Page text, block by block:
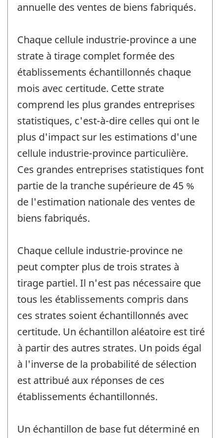
annuelle des ventes de biens fabriqués.
Chaque cellule industrie-province a une
strate à tirage complet formée des
établissements échantillonnés chaque
mois avec certitude. Cette strate
comprend les plus grandes entreprises
statistiques, c'est-à-dire celles qui ont le
plus d'impact sur les estimations d'une
cellule industrie-province particulière.
Ces grandes entreprises statistiques font
partie de la tranche supérieure de 45 %
de l'estimation nationale des ventes de
biens fabriqués.
Chaque cellule industrie-province ne
peut compter plus de trois strates à
tirage partiel. Il n'est pas nécessaire que
tous les établissements compris dans
ces strates soient échantillonnés avec
certitude. Un échantillon aléatoire est tiré
à partir des autres strates. Un poids égal
à l'inverse de la probabilité de sélection
est attribué aux réponses de ces
établissements échantillonnés.
Un échantillon de base fut déterminé en